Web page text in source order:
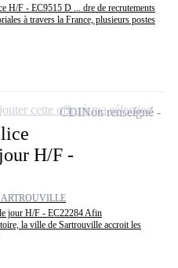
H/F - EC9515 D ... dre de recrutements
à travers la France, plusieurs postes
H/F -
jour H/F - EC22284 Afin
la ville de Sartrouville accroit les
CDINon renseigné
cette offre à ma sélection